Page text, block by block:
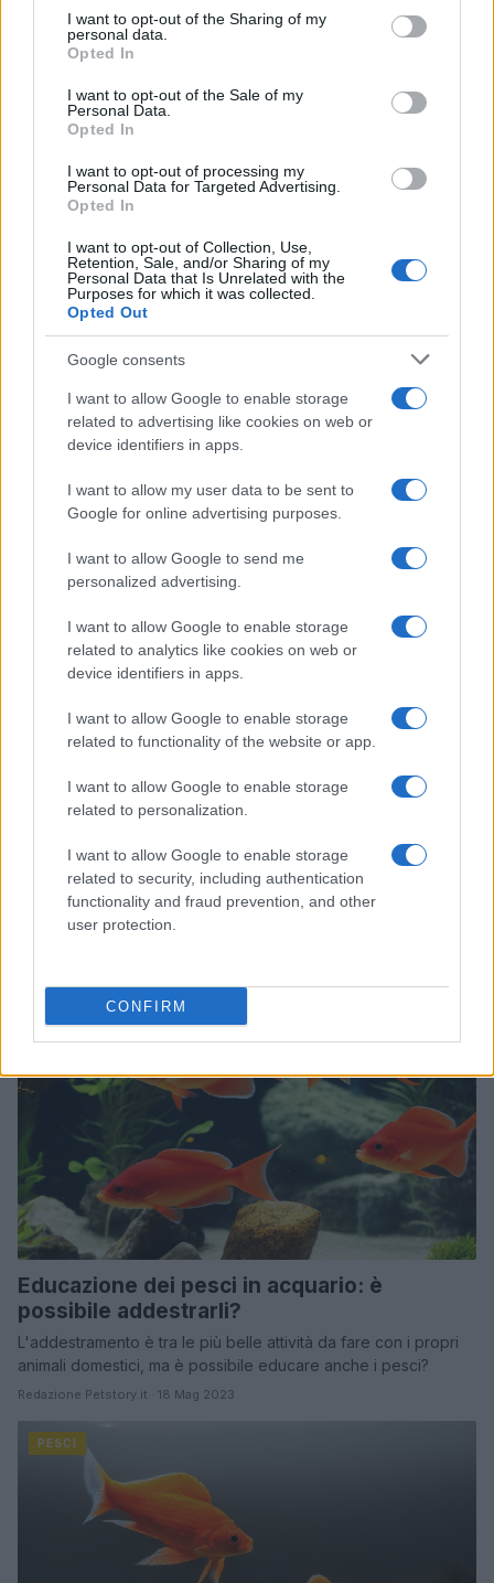
not limited to your visit or usage behaviour. You may click to
grant or deny consent to Google and its third-party tags to
use your data for below specified purposes in below Google
consent section.
I want to opt-out of the Sharing of my
personal data.
Opted In
I want to opt-out of the Sale of my
Personal Data.
Opted In
I want to opt-out of processing my
Personal Data for Targeted Advertising.
Opted In
I want to opt-out of Collection, Use,
Retention, Sale, and/or Sharing of my
Personal Data that Is Unrelated with the
Purposes for which it was collected.
Opted Out
Google consents
I want to allow Google to enable storage
related to advertising like cookies on web or
device identifiers in apps.
I want to allow my user data to be sent to
Google for online advertising purposes.
I want to allow Google to send me
personalized advertising.
I want to allow Google to enable storage
related to analytics like cookies on web or
device identifiers in apps.
I want to allow Google to enable storage
related to functionality of the website or app.
I want to allow Google to enable storage
related to personalization.
I want to allow Google to enable storage
related to security, including authentication
functionality and fraud prevention, and other
user protection.
CONFIRM
PESCI
Sono immersi nell'acqua per tutta la loro vita, ma anche i pesci
possono avere sete? E, se sì, cosa bevono per placarla?…
PESCI
I pesci dormono?
I pesci non hanno palpebre, di conseguenza non possono
chiudere gli occhi. Come fanno, allora a dormire? Tutto sul
riposo dei vostri…
Redazione Petstory.it · 22 Mag 2023
Educazione dei pesci in acquario: è
possibile addestrarli?
L'addestramento è tra le più belle attività da fare con i propri
animali domestici, ma è possibile educare anche i pesci?
Redazione Petstory.it · 18 Mag 2023
PESCI